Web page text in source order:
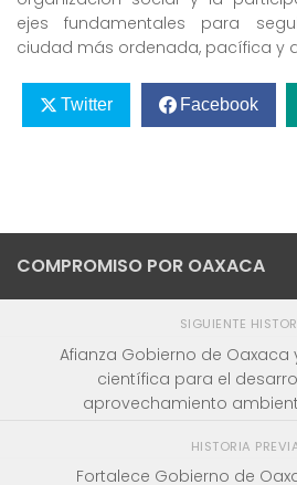
ejes fundamentales para
ciudad más ordenada, pacífica y
Twitter Facebook
COMPROMISO POR OAXACA
SIGUIENTE
Afianza Gobierno de Oaxaca
científica para el
aprovechamiento
HISTORIA
Fortalece Gobierno de